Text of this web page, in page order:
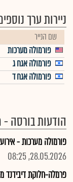
ניירות ערך
שם הנייר
פורמולה מערכות
פורמולה אגח ג
פורמולה אגח ד
הודעות בורסה
פורמולה מערכות -
28.05.2026, 08:25
פרמלה-חלוקת דיבידנד מיוחדת ל2025 : $13.045